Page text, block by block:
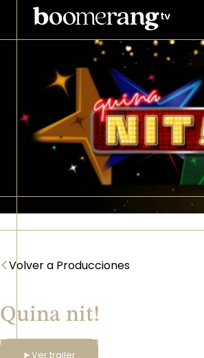
Pasar al contenido principal
<Volver a Producciones
Quina nit!
►Ver trailer